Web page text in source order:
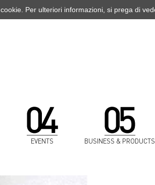
EVENTS BUSINESS & PRODUCTS
Per ulteriori informazioni, si prega di